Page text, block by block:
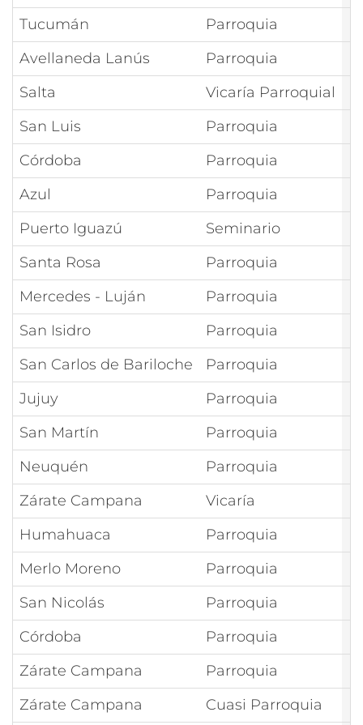
Tucumán
Parroquia
Avellaneda Lanús
Parroquia
Salta
Vicaría Parroquial
San Luis
Parroquia
Córdoba
Parroquia
Azul
Parroquia
Puerto Iguazú
Seminario
Santa Rosa
Parroquia
Mercedes - Luján
Parroquia
San Isidro
Parroquia
San Carlos de Bariloche
Parroquia
Jujuy
Parroquia
San Martín
Parroquia
Neuquén
Parroquia
Zárate Campana
Vicaría
Humahuaca
Parroquia
Merlo Moreno
Parroquia
San Nicolás
Parroquia
Córdoba
Parroquia
Zárate Campana
Parroquia
Zárate Campana
Cuasi Parroquia